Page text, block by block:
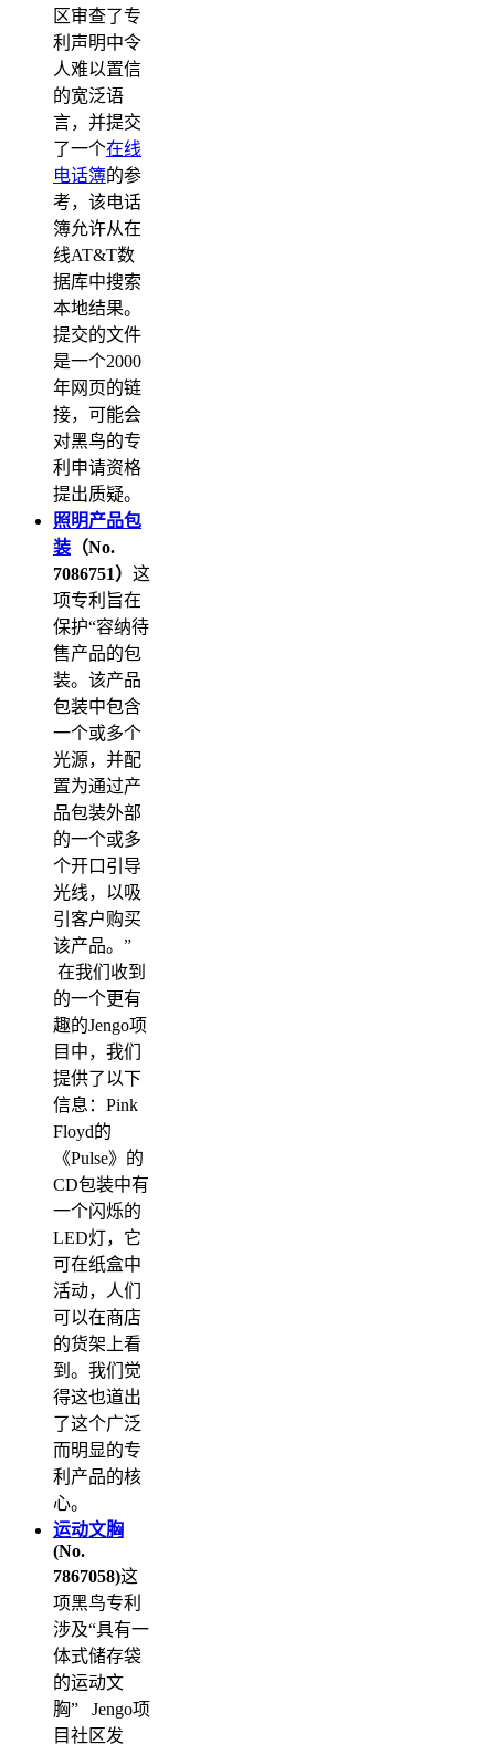
区审查了专
利声明中令
人难以置信
的宽泛语
言，并提交
了一个在线
电话簿的参
考，该电话
簿允许从在
线AT&T数
据库中搜索
本地结果。
提交的文件
是一个2000
年网页的链
接，可能会
对黑鸟的专
利申请资格
提出质疑。
照明产品包
装 （No.
7086751） 这
项专利旨在
保护“容纳待
售产品的包
装。该产品
包装中包含
一个或多个
光源，并配
置为通过产
品包装外部
的一个或多
个开口引导
光线，以吸
引客户购买
该产品。”
在我们收到
的一个更有
趣的Jengo项
目中，我们
提供了以下
信息：Pink
Floyd的
《Pulse》的
CD包装中有
一个闪烁的
LED灯，它
可在纸盒中
活动，人们
可以在商店
的货架上看
到。我们觉
得这也道出
了这个广泛
而明显的专
利产品的核
心。
运动文胸
(No.
7867058)这
项黑鸟专利
涉及“具有一
体式储存袋
的运动文
胸” Jengo项
目社区发